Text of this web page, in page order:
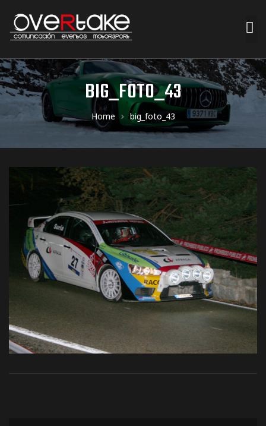
BIG_FOTO_43
Home big_foto_43